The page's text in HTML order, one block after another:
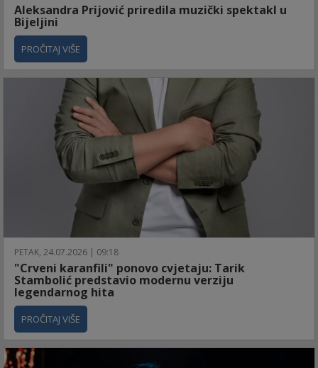
Aleksandra Prijović priredila muzički spektakl u
Bijeljini
PROČITAJ VIŠE
PETAK, 24.07.2026 | 09:18
"Crveni karanfili" ponovo cvjetaju: Tarik
Stambolić predstavio modernu verziju
legendarnog hita
PROČITAJ VIŠE